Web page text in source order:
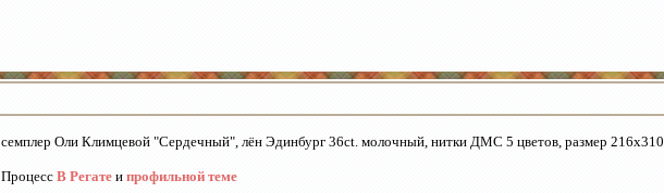
семплер Оли Климцевой "Сердечный", лён Эдинбург 36ct. молочный, нитки ДМС 5 цветов, размер 216х310
Процесс В Регате и профильной теме